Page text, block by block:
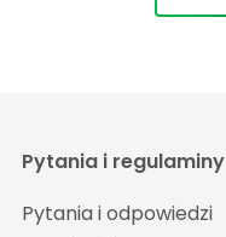
Pytania i regulaminy
Pytania i odpowiedzi